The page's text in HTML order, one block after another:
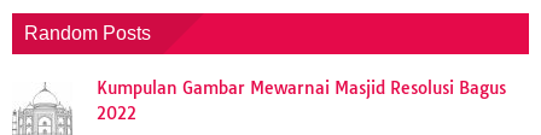
Random Posts
Kumpulan Gambar Mewarnai Masjid Resolusi Bagus
2022